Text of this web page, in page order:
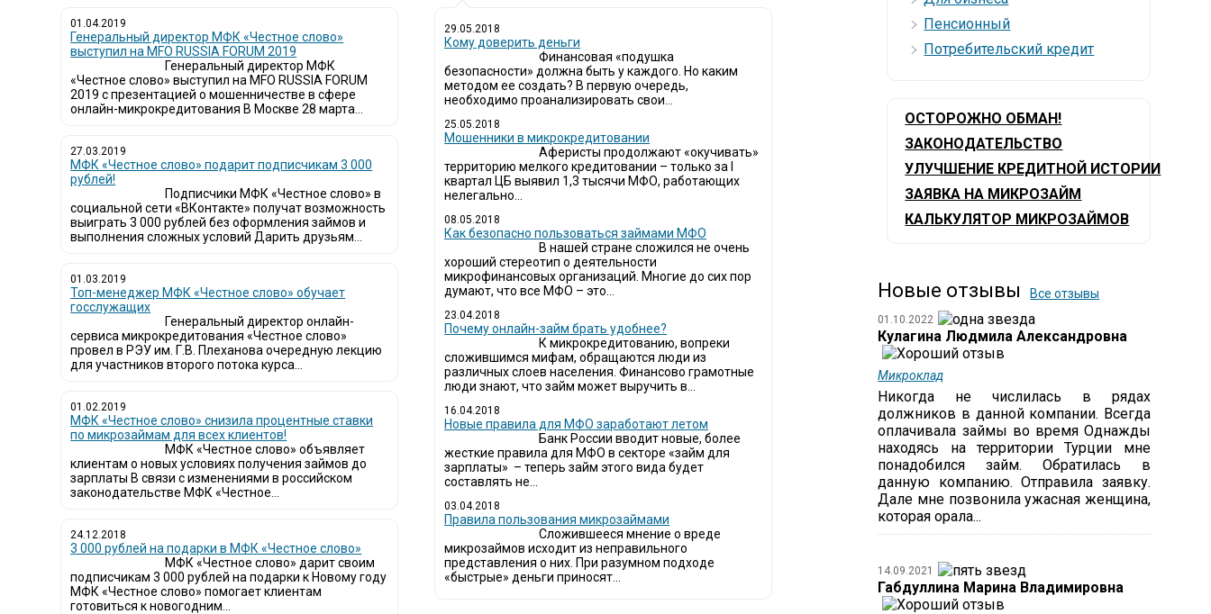
01.04.2019
Генеральный директор МФК «Честное слово»
выступил на MFO RUSSIA FORUM 2019
Генеральный директор МФК
«Честное слово» выступил на MFO RUSSIA FORUM
2019 с презентацией о мошенничестве в сфере
онлайн-микрокредитования В Москве 28 марта...
27.03.2019
МФК «Честное слово» подарит подписчикам 3 000
рублей!
Подписчики МФК «Честное слово» в
социальной сети «ВКонтакте» получат возможность
выиграть 3 000 рублей без оформления займов и
выполнения сложных условий Дарить друзьям...
01.03.2019
Топ-менеджер МФК «Честное слово» обучает
госслужащих
Генеральный директор онлайн-
сервиса микрокредитования «Честное слово»
провел в РЭУ им. Г.В. Плеханова очередную лекцию
для участников второго потока курса...
01.02.2019
МФК «Честное слово» снизила процентные ставки
по микрозаймам для всех клиентов!
МФК «Честное слово» объявляет
клиентам о новых условиях получения займов до
зарплаты В связи с изменениями в российском
законодательстве МФК «Честное...
24.12.2018
3 000 рублей на подарки в МФК «Честное слово»
МФК «Честное слово» дарит своим
подписчикам 3 000 рублей на подарки к Новому году
МФК «Честное слово» помогает клиентам
готовиться к новогодним...
29.05.2018
Кому доверить деньги
Финансовая «подушка
безопасности» должна быть у каждого. Но каким
методом ее создать? В первую очередь,
необходимо проанализировать свои...
25.05.2018
Мошенники в микрокредитовании
Аферисты продолжают «окучивать»
территорию мелкого кредитовании – только за I
квартал ЦБ выявил 1,3 тысячи МФО, работающих
нелегально...
08.05.2018
Как безопасно пользоваться займами МФО
В нашей стране сложился не очень
хороший стереотип о деятельности
микрофинансовых организаций. Многие до сих пор
думают, что все МФО – это...
23.04.2018
Почему онлайн-займ брать удобнее?
К микрокредитованию, вопреки
сложившимся мифам, обращаются люди из
различных слоев населения. Финансово грамотные
люди знают, что займ может выручить в...
16.04.2018
Новые правила для МФО заработают летом
Банк России вводит новые, более
жесткие правила для МФО в секторе «займ для
зарплаты» – теперь займ этого вида будет
составлять не...
03.04.2018
​Правила пользования микрозаймами
Сложившееся мнение о вреде
микрозаймов исходит из неправильного
представления о них. При разумном подходе
«быстрые» деньги приносят...
Пенсионный
Потребительский кредит
ОСТОРОЖНО ОБМАН!
ЗАКОНОДАТЕЛЬСТВО
УЛУЧШЕНИЕ КРЕДИТНОЙ ИСТОРИИ
ЗАЯВКА НА МИКРОЗАЙМ
КАЛЬКУЛЯТОР МИКРОЗАЙМОВ
Новые отзывы Все отзывы
01.10.2022
Кулагина Людмила Александровна
Микроклад
Никогда не числилась в рядах
должников в данной компании. Всегда
оплачивала займы во время Однажды
находясь на территории Турции мне
понадобился займ. Обратилась в
данную компанию. Отправила заявку.
Дале мне позвонила ужасная женщина,
которая орала...
14.09.2021
Габдуллина Марина Владимировна